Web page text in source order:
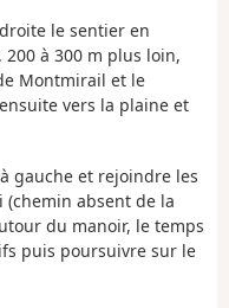
le sentier en
à 300 m plus loin,
Montmirail et le
vers la plaine et
gauche et rejoindre les
(chemin absent de la
du manoir, le temps
puis poursuivre sur le